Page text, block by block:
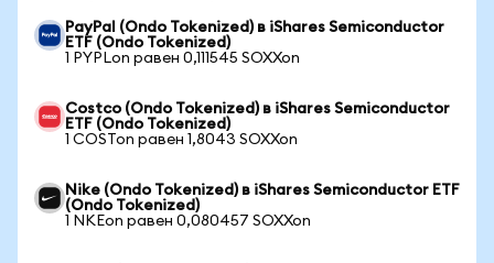
PayPal (Ondo Tokenized) в iShares Semiconductor
ETF (Ondo Tokenized)
1 PYPLon равен 0,111545 SOXXon
Costco (Ondo Tokenized) в iShares Semiconductor
ETF (Ondo Tokenized)
1 COSTon равен 1,8043 SOXXon
Nike (Ondo Tokenized) в iShares Semiconductor ETF
(Ondo Tokenized)
1 NKEon равен 0,080457 SOXXon